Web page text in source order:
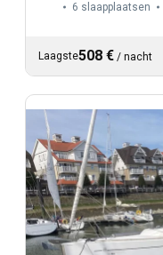
6 slaapplaatsen
Laagste508 € / nacht